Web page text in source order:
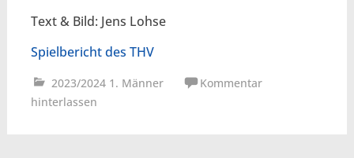
Text & Bild: Jens Lohse
Spielbericht des THV
2023/2024 1. Männer
Kommentar
hinterlassen